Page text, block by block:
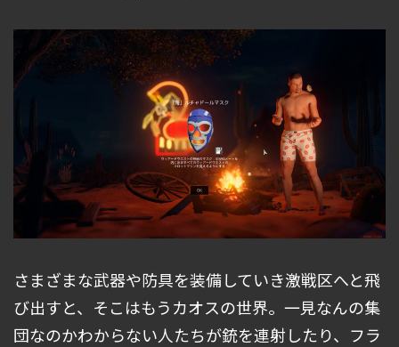
さまざまな武器や防具を装備していき激戦区へと飛
び出すと、そこはもうカオスの世界。一見なんの集
団なのかわからない人たちが銃を連射したり、フラ